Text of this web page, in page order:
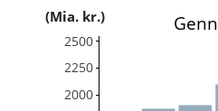
2000
2250
2500
(Mia. kr.)